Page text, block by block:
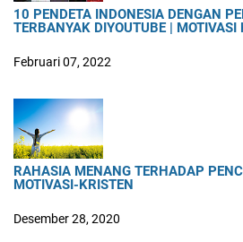
10 PENDETA INDONESIA DENGAN
TERBANYAK DIYOUTUBE | MOTIVASI
Februari 07, 2022
RAHASIA MENANG TERHADAP
MOTIVASI-KRISTEN
Desember 28, 2020